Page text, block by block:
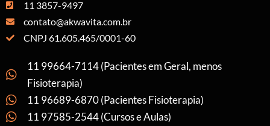
11 3857-9497
contato@akwavita.com.br
CNPJ 61.605.465/0001-60
11 99664-7114 (Pacientes em Geral, menos
Fisioterapia)
11 96689-6870 (Pacientes Fisioterapia)
11 97585-2544 (Cursos e Aulas)